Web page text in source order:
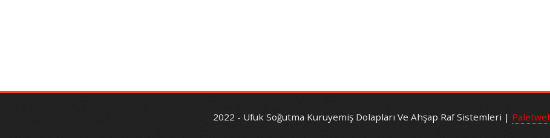
2022 - Ufuk Soğutma Kuruyemiş Dolapları Ve Ahşap Raf Sistemleri |